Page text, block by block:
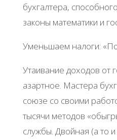
бухгалтера,
законы математики и
Уменьшаем налоги:
Утаивание доходов от
азартное. Мастера
союзе со своими
тысячи методов
службы. Двойная (а то